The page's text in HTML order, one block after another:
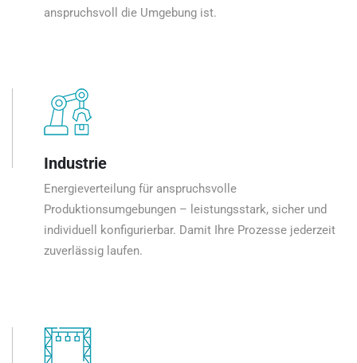
anspruchsvoll die Umgebung ist.
Industrie
Energieverteilung für anspruchsvolle
Produktionsumgebungen – leistungsstark, sicher und
individuell konfigurierbar. Damit Ihre Prozesse jederzeit
zuverlässig laufen.